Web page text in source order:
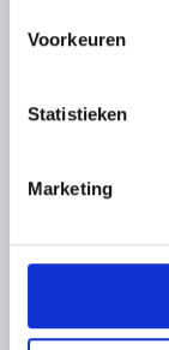
scannen op
U kunt uw
We gebruiken
personaliseren,
en om ons
informatie over
partners voor
Voorkeuren
Statistieken
Marketing
Vautierstraat